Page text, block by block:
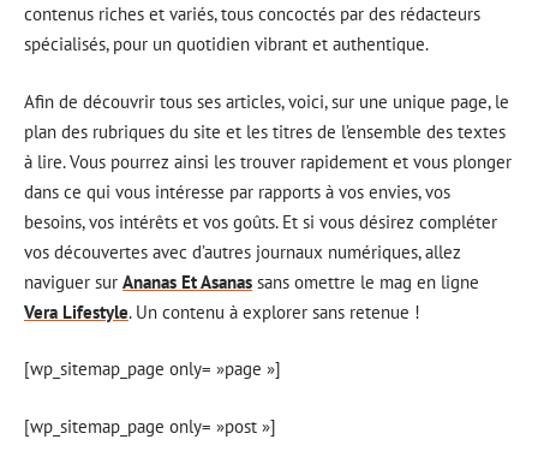
contenus riches et variés, tous concoctés par des rédacteurs
spécialisés, pour un quotidien vibrant et authentique.
Afin de découvrir tous ses articles, voici, sur une unique page, le
plan des rubriques du site et les titres de l’ensemble des textes
à lire. Vous pourrez ainsi les trouver rapidement et vous plonger
dans ce qui vous intéresse par rapports à vos envies, vos
besoins, vos intérêts et vos goûts. Et si vous désirez compléter
vos découvertes avec d’autres journaux numériques, allez
naviguer sur Ananas Et Asanas sans omettre le mag en ligne
Vera Lifestyle. Un contenu à explorer sans retenue !
[wp_sitemap_page only= »page »]
[wp_sitemap_page only= »post »]